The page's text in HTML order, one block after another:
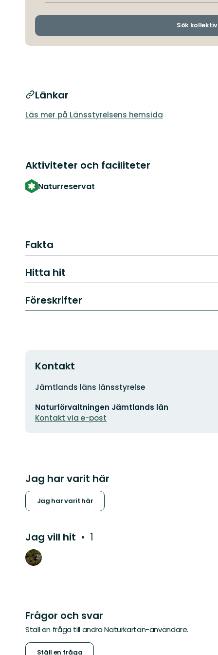
Sök
Länkar
Läs mer på Länsstyrelsens hemsida
Aktiviteter och faciliteter
Naturreservat
Fakta
Hitta hit
Föreskrifter
Kontakt
Adress
Jämtlands läns länsstyrelse
postadress
Naturförvaltningen Jämtlands län
Kontakt via e-post
Jag har varit här
Jag har varit här
Jag vill hit 1
Frågor och svar
Ställ en fråga till andra Naturkartan-användare.
Ställ en fråga